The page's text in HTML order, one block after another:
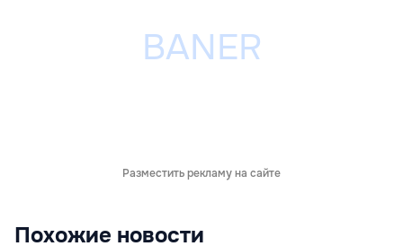
Разместить рекламу на сайте
Похожие новости